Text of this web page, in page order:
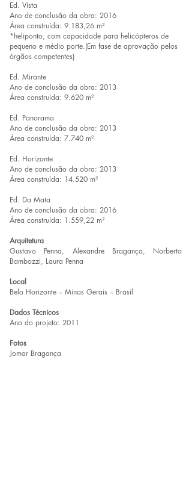
Ed. Vista
Ano de conclusão da obra: 2016
Área construída: 9.183,26 m²
​*heliponto, com capacidade para helicópteros de
pequeno e médio porte.(Em fase de aprovação pelos
órgãos competentes)
Ed. Mirante
Ano de conclusão da obra: 2013
Área construída: 9.620 m²​
Ed. Panorama
Ano de conclusão da obra: 2013
Área construída: 7.740 m²​
Ed. Horizonte
Ano de conclusão da obra: 2013
Área construída: 14.520 m²​​
Ed. Da Mata
Ano de conclusão da obra: 2016
Área construída: 1.559,22 m²
Arquitetura
Gustavo Penna, Alexandre Bragança, Norberto
Bambozzi, Laura Penna
Local
Belo Horizonte – Minas Gerais – Brasil
Dados Técnicos
Ano do projeto: 2011
Fotos
Jomar Bragança